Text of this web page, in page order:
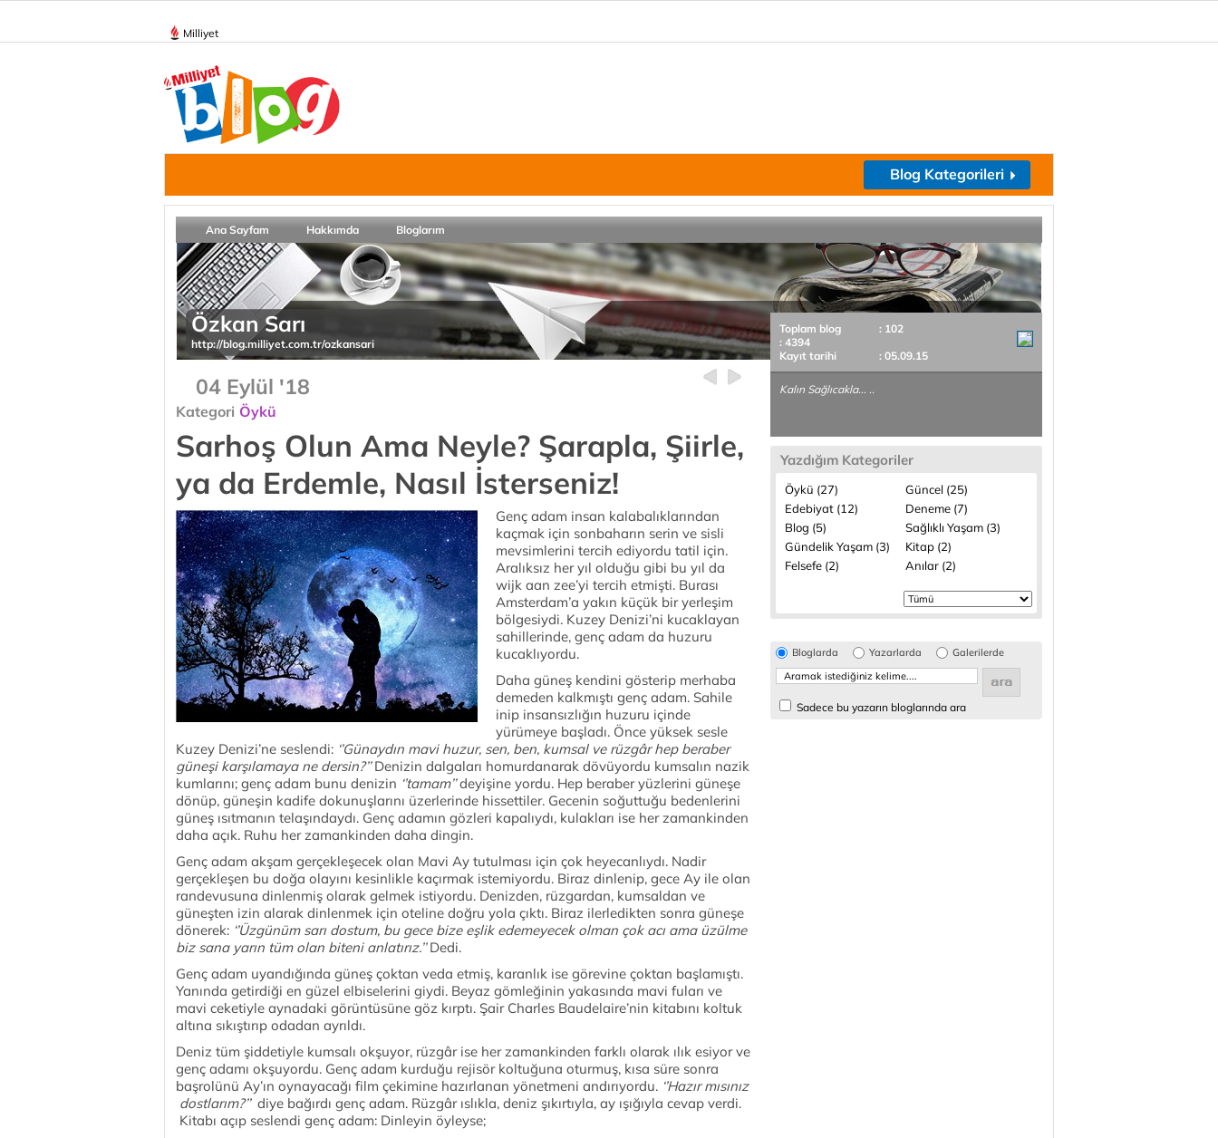
Milliyet
Blog Kategorileri
Ana Sayfam Hakkımda Bloglarım
Özkan Sarı
http://blog.milliyet.com.tr/ozkansari
04 Eylül '18
Kategori Öykü
Sarhoş Olun Ama Neyle? Şarapla, Şiirle,
ya da Erdemle, Nasıl İsterseniz!
Genç adam insan kalabalıklarından
kaçmak için sonbaharın serin ve sisli
mevsimlerini tercih ediyordu tatil için.
Aralıksız her yıl olduğu gibi bu yıl da
wijk aan zee’yi tercih etmişti. Burası
Amsterdam’a yakın küçük bir yerleşim
bölgesiydi. Kuzey Denizi’ni kucaklayan
sahillerinde, genç adam da huzuru
kucaklıyordu.
Daha güneş kendini gösterip merhaba
demeden kalkmıştı genç adam. Sahile
inip insansızlığın huzuru içinde
yürümeye başladı. Önce yüksek sesle
Kuzey Denizi’ne seslendi: ‘’Günaydın mavi huzur, sen, ben, kumsal ve rüzgâr hep beraber
güneşi karşılamaya ne dersin?’’Denizin dalgaları homurdanarak dövüyordu kumsalın nazik
kumlarını; genç adam bunu denizin ‘’tamam’’deyişine yordu. Hep beraber yüzlerini güneşe
dönüp, güneşin kadife dokunuşlarını üzerlerinde hissettiler. Gecenin soğuttuğu bedenlerini
güneş ısıtmanın telaşındaydı. Genç adamın gözleri kapalıydı, kulakları ise her zamankinden
daha açık. Ruhu her zamankinden daha dingin.
Genç adam akşam gerçekleşecek olan Mavi Ay tutulması için çok heyecanlıydı. Nadir
gerçekleşen bu doğa olayını kesinlikle kaçırmak istemiyordu. Biraz dinlenip, gece Ay ile olan
randevusuna dinlenmiş olarak gelmek istiyordu. Denizden, rüzgardan, kumsaldan ve
güneşten izin alarak dinlenmek için oteline doğru yola çıktı. Biraz ilerledikten sonra güneşe
dönerek: ‘’Üzgünüm sarı dostum, bu gece bize eşlik edemeyecek olman çok acı ama üzülme
biz sana yarın tüm olan biteni anlatırız.’’Dedi.
Genç adam uyandığında güneş çoktan veda etmiş, karanlık ise görevine çoktan başlamıştı.
Yanında getirdiği en güzel elbiselerini giydi. Beyaz gömleğinin yakasında mavi fuları ve
mavi ceketiyle aynadaki görüntüsüne göz kırptı. Şair Charles Baudelaire’nin kitabını koltuk
altına sıkıştırıp odadan ayrıldı.
Deniz tüm şiddetiyle kumsalı okşuyor, rüzgâr ise her zamankinden farklı olarak ılık esiyor ve
genç adamı okşuyordu. Genç adam kurduğu rejisör koltuğuna oturmuş, kısa süre sonra
başrolünü Ay’ın oynayacağı film çekimine hazırlanan yönetmeni andırıyordu. ‘’Hazır mısınız
dostlarım?’’ diye bağırdı genç adam. Rüzgâr ıslıkla, deniz şıkırtıyla, ay ışığıyla cevap verdi.
Kitabı açıp seslendi genç adam: Dinleyin öyleyse;
Toplam blog
: 102
: 4394
Kayıt tarihi
: 05.09.15
Kalın Sağlıcakla... ..
Yazdığım Kategoriler
Öykü (27)
Güncel (25)
Edebiyat (12)
Deneme (7)
Blog (5)
Sağlıklı Yaşam (3)
Gündelik Yaşam (3)
Kitap (2)
Felsefe (2)
Anılar (2)
Bloglarda Yazarlarda Galerilerde
Sadece bu yazarın bloglarında ara